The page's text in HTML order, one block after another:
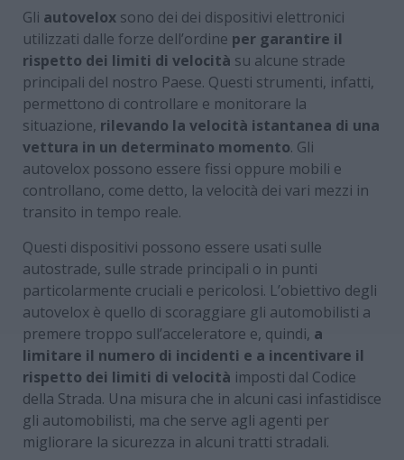
Gli autovelox sono dei dei dispositivi elettronici
utilizzati dalle forze dell’ordine per garantire il
rispetto dei limiti di velocità su alcune strade
principali del nostro Paese. Questi strumenti, infatti,
permettono di controllare e monitorare la
situazione, rilevando la velocità istantanea di una
vettura in un determinato momento. Gli
autovelox possono essere fissi oppure mobili e
controllano, come detto, la velocità dei vari mezzi in
transito in tempo reale.
Questi dispositivi possono essere usati sulle
autostrade, sulle strade principali o in punti
particolarmente cruciali e pericolosi. L’obiettivo degli
autovelox è quello di scoraggiare gli automobilisti a
premere troppo sull’acceleratore e, quindi, a
limitare il numero di incidenti e a incentivare il
rispetto dei limiti di velocità imposti dal Codice
della Strada. Una misura che in alcuni casi infastidisce
gli automobilisti, ma che serve agli agenti per
migliorare la sicurezza in alcuni tratti stradali.